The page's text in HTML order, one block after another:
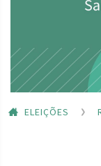
ELEIÇÕES